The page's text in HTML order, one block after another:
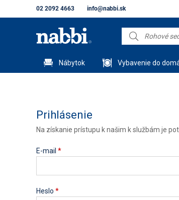
02 2092 4663 info@nabbi.sk
Nábytok Vybavenie do
Prihlásenie
Na získanie prístupu k našim k službám je
E-mail *
Heslo *